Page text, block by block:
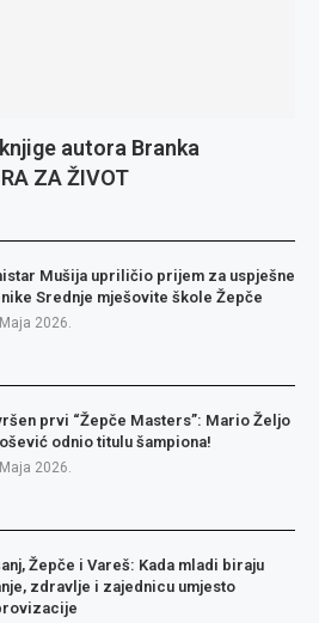
autora Branka
ZA ŽIVOT
Mušija upriličio prijem za uspješne
Srednje mješovite škole Žepče
2026.
prvi “Žepče Masters”: Mario Željo
odnio titulu šampiona!
2026.
Žepče i Vareš: Kada mladi biraju
zdravlje i zajednicu umjesto